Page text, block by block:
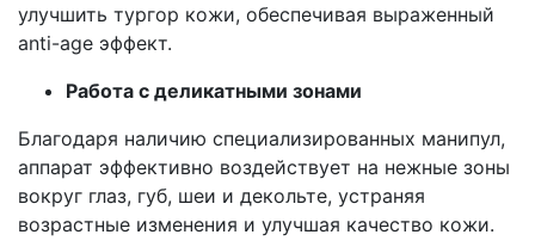
улучшить тургор кожи, обеспечивая выраженный
anti-age эффект.
Работа с деликатными зонами
Благодаря наличию специализированных манипул,
аппарат эффективно воздействует на нежные зоны
вокруг глаз, губ, шеи и декольте, устраняя
возрастные изменения и улучшая качество кожи.